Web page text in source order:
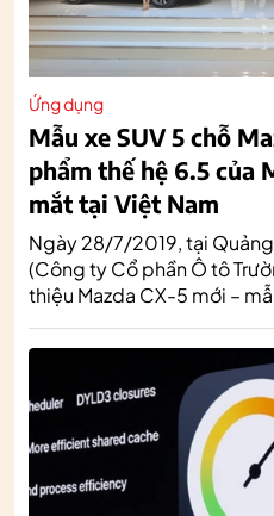
Ứng dụng
Mẫu xe SUV 5 chỗ
phẩm thế hệ 6.5 của
mắt tại Việt Nam
Ngày 28/7/2019, tại
(Công ty Cổ phần Ô tô
thiệu Mazda CX-5 mới –